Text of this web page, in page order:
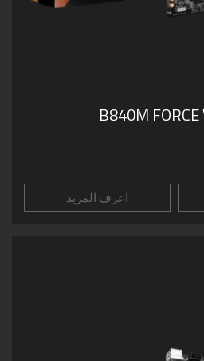
B840M
اعرف المزيد